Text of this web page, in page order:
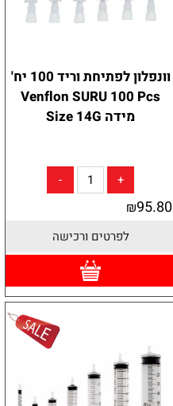
וונפלון לפתיחת וריד 100 יח'
Venflon SURU 100 Pcs
מידה Size 14G
₪95.80
לפרטים ורכישה